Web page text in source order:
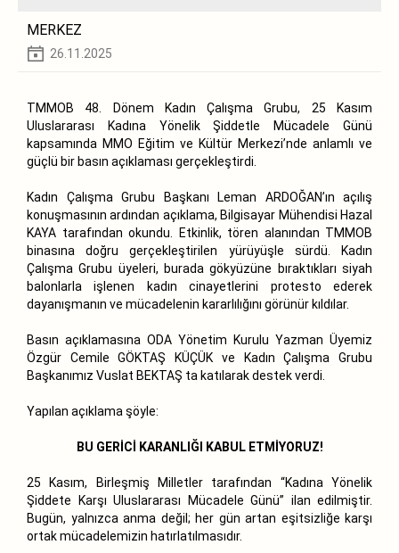
MERKEZ
26.11.2025
TMMOB 48. Dönem Kadın Çalışma Grubu, 25 Kasım
Uluslararası Kadına Yönelik Şiddetle Mücadele Günü
kapsamında MMO Eğitim ve Kültür Merkezi’nde anlamlı ve
güçlü bir basın açıklaması gerçekleştirdi.
Kadın Çalışma Grubu Başkanı Leman ARDOĞAN’ın açılış
konuşmasının ardından açıklama, Bilgisayar Mühendisi Hazal
KAYA tarafından okundu. Etkinlik, tören alanından TMMOB
binasına doğru gerçekleştirilen yürüyüşle sürdü. Kadın
Çalışma Grubu üyeleri, burada gökyüzüne bıraktıkları siyah
balonlarla işlenen kadın cinayetlerini protesto ederek
dayanışmanın ve mücadelenin kararlılığını görünür kıldılar.
Basın açıklamasına ODA Yönetim Kurulu Yazman Üyemiz
Özgür Cemile GÖKTAŞ KÜÇÜK ve Kadın Çalışma Grubu
Başkanımız Vuslat BEKTAŞ ta katılarak destek verdi.
Yapılan açıklama şöyle:
BU GERİCİ KARANLIĞI KABUL ETMİYORUZ!
25 Kasım, Birleşmiş Milletler tarafından “Kadına Yönelik
Şiddete Karşı Uluslararası Mücadele Günü” ilan edilmiştir.
Bugün, yalnızca anma değil; her gün artan eşitsizliğe karşı
ortak mücadelemizin hatırlatılmasıdır.